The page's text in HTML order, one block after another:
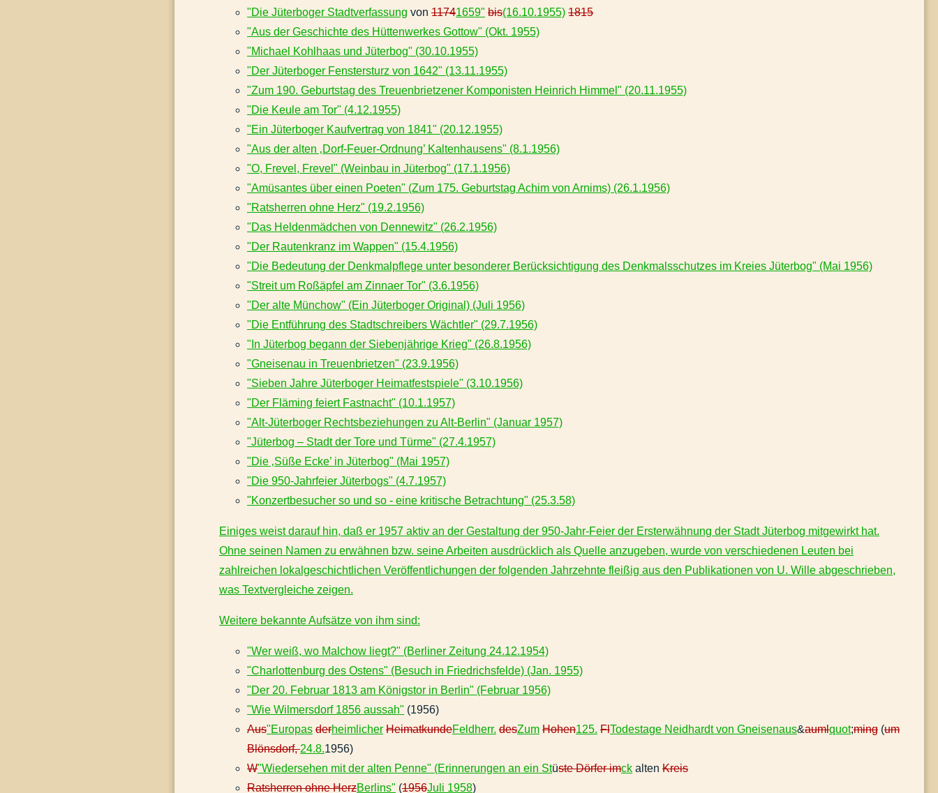
"Die Jüterboger Stadtverfassung von 11741659" bis(16.10.1955) 1815
"Aus der Geschichte des Hüttenwerkes Gottow" (Okt. 1955)
"Michael Kohlhaas und Jüterbog" (30.10.1955)
"Der Jüterboger Fenstersturz von 1642" (13.11.1955)
"Zum 190. Geburtstag des Treuenbrietzener Komponisten Heinrich Himmel" (20.11.1955)
"Die Keule am Tor" (4.12.1955)
"Ein Jüterboger Kaufvertrag von 1841" (20.12.1955)
"Aus der alten ‚Dorf-Feuer-Ordnung’ Kaltenhausens" (8.1.1956)
"O, Frevel, Frevel" (Weinbau in Jüterbog" (17.1.1956)
"Amüsantes über einen Poeten" (Zum 175. Geburtstag Achim von Arnims) (26.1.1956)
"Ratsherren ohne Herz" (19.2.1956)
"Das Heldenmädchen von Dennewitz" (26.2.1956)
"Der Rautenkranz im Wappen" (15.4.1956)
"Die Bedeutung der Denkmalpflege unter besonderer Berücksichtigung des Denkmalsschutzes im Kreies Jüterbog" (Mai 1956)
"Streit um Roßäpfel am Zinnaer Tor" (3.6.1956)
"Der alte Münchow" (Ein Jüterboger Original) (Juli 1956)
"Die Entführung des Stadtschreibers Wächtler" (29.7.1956)
"In Jüterbog begann der Siebenjährige Krieg" (26.8.1956)
"Gneisenau in Treuenbrietzen" (23.9.1956)
"Sieben Jahre Jüterboger Heimatfestspiele" (3.10.1956)
"Der Fläming feiert Fastnacht" (10.1.1957)
"Alt-Jüterboger Rechtsbeziehungen zu Alt-Berlin" (Januar 1957)
"Jüterbog – Stadt der Tore und Türme" (27.4.1957)
"Die ‚Süße Ecke’ in Jüterbog" (Mai 1957)
"Die 950-Jahrfeier Jüterbogs" (4.7.1957)
"Konzertbesucher so und so - eine kritische Betrachtung" (25.3.58)
Einiges weist darauf hin, daß er 1957 aktiv an der Gestaltung der 950-Jahr-Feier der Ersterwähnung der Stadt Jüterbog mitgewirkt hat.
Ohne seinen Namen zu erwähnen bzw. seine Arbeiten ausdrücklich als Quelle anzugeben, wurde von verschiedenen Leuten bei
zahlreichen lokalgeschichtlichen Veröffentlichungen der folgenden Jahrzehnte fleißig aus den Publikationen von U. Wille abgeschrieben,
was Textvergleiche zeigen.
Weitere bekannte Aufsätze von ihm sind:
"Wer weiß, wo Malchow liegt?" (Berliner Zeitung 24.12.1954)
"Charlottenburg des Ostens" (Besuch in Friedrichsfelde) (Jan. 1955)
"Der 20. Februar 1813 am Königstor in Berlin" (Februar 1956)
"Wie Wilmersdorf 1856 aussah" (1956)
Aus"Europas derheimlicher HeimatkundeFeldherr. desZum Hohen125. FlTodestage Neidhardt von Gneisenaus&aumlquot;ming (um
Blönsdorf,24.8.1956)
W"Wiedersehen mit der alten Penne" (Erinnerungen an ein Stüste Dörfer imck alten Kreis
Ratsherren ohne HerzBerlins" (1956Juli 1958)